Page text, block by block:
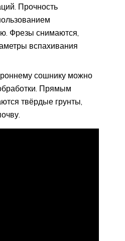
Прочность
Фрезы снимаются,
вспахивания
сошнику можно
Прямым
твёрдые грунты,